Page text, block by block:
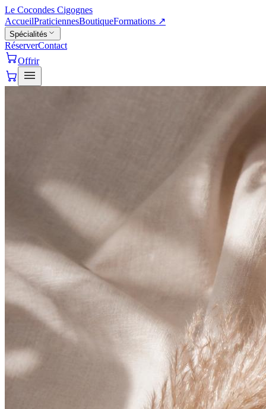
Le Cocondes Cigognes
AccueilPraticiennesBoutiqueFormations ↗
Spécialités
RéserverContact
Offrir